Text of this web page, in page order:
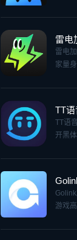
雷电
雷电
家量
TT
TT语
开黑
Golink
游戏